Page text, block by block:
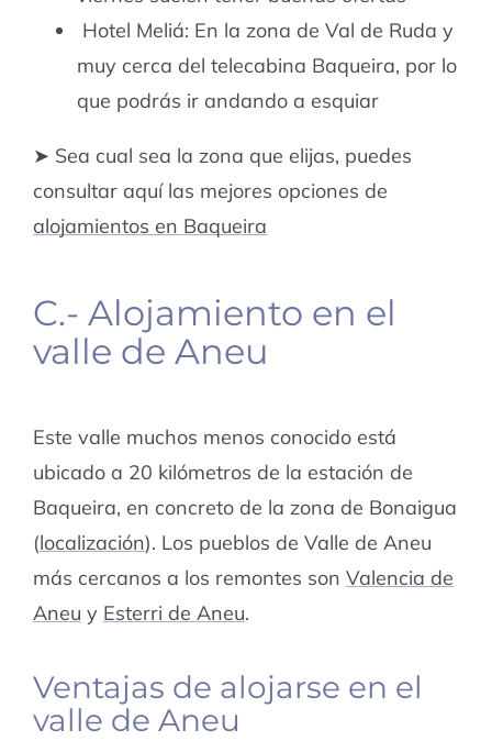
Hotel Meliá: En la zona de Val de Ruda y
muy cerca del telecabina Baqueira, por lo
que podrás ir andando a esquiar
➤ Sea cual sea la zona que elijas, puedes
consultar aquí las mejores opciones de
alojamientos en Baqueira
C.- Alojamiento en el
valle de Aneu
Este valle muchos menos conocido está
ubicado a 20 kilómetros de la estación de
Baqueira, en concreto de la zona de Bonaigua
(localización). Los pueblos de Valle de Aneu
más cercanos a los remontes son Valencia de
Aneu y Esterri de Aneu.
Ventajas de alojarse en el
valle de Aneu